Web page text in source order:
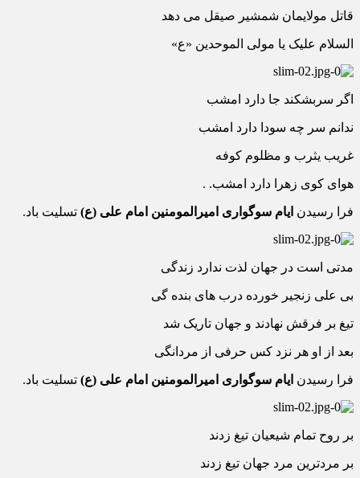
قاتل مولایمان شمشیر صیقل می دهد
السلام علیک یا مولی الموحدین «ع»
اگر سربشکند جا دارد امشب
ندانم سر چه سودا دارد امشب
غریب یثرب و مظلوم کوفه
هوای کوی زهرا دارد امشب. .
فرا رسیدن ایام سوگواری امیرالمومنین امام علی (ع) تسلیت باد.
مدتی است در جهان لذت ندارد زندگی
بی علی زنجیر خورده درب های بنده گی
تیغ بر فرقش نهادند و جهان تاریک شد
بعد از او هر نزد کس حرفی از مردانگی
فرا رسیدن ایام سوگواری امیرالمومنین امام علی (ع) تسلیت باد.
بر روح تمام شیعیان تیغ زدند
بر مردترین مرد جهان تیغ زدند